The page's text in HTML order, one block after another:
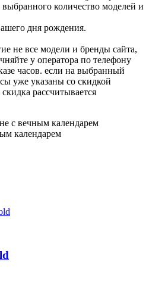
количество моделей и
дня рождения.
не все модели и бренды сайта,
у оператора по телефону
часов. если на выбранный
уже указаны со скидкой
рассчитывается
календарем